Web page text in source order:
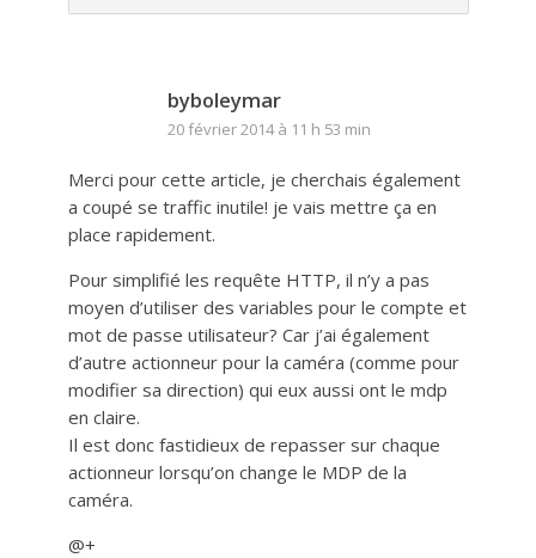
byboleymar
20 février 2014 à 11 h 53 min
Merci pour cette article, je cherchais également
a coupé se traffic inutile! je vais mettre ça en
place rapidement.
Pour simplifié les requête HTTP, il n’y a pas
moyen d’utiliser des variables pour le compte et
mot de passe utilisateur? Car j’ai également
d’autre actionneur pour la caméra (comme pour
modifier sa direction) qui eux aussi ont le mdp
en claire.
Il est donc fastidieux de repasser sur chaque
actionneur lorsqu’on change le MDP de la
caméra.
@+